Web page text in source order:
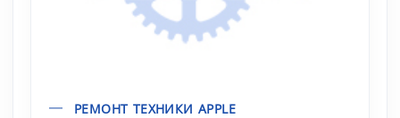
РЕМОНТ ТЕХНИКИ APPLE